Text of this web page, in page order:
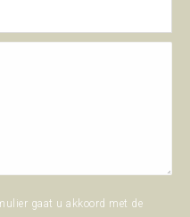
gaat u akkoord met de